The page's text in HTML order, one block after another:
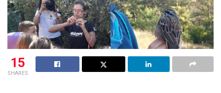
15
SHARES